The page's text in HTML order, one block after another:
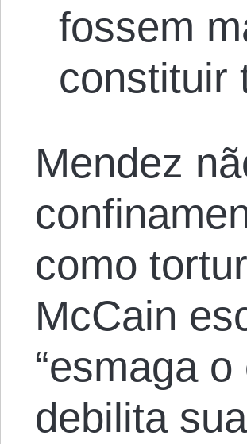
fossem
constituir
Mendez
como
McCain
“esmaga
debilita